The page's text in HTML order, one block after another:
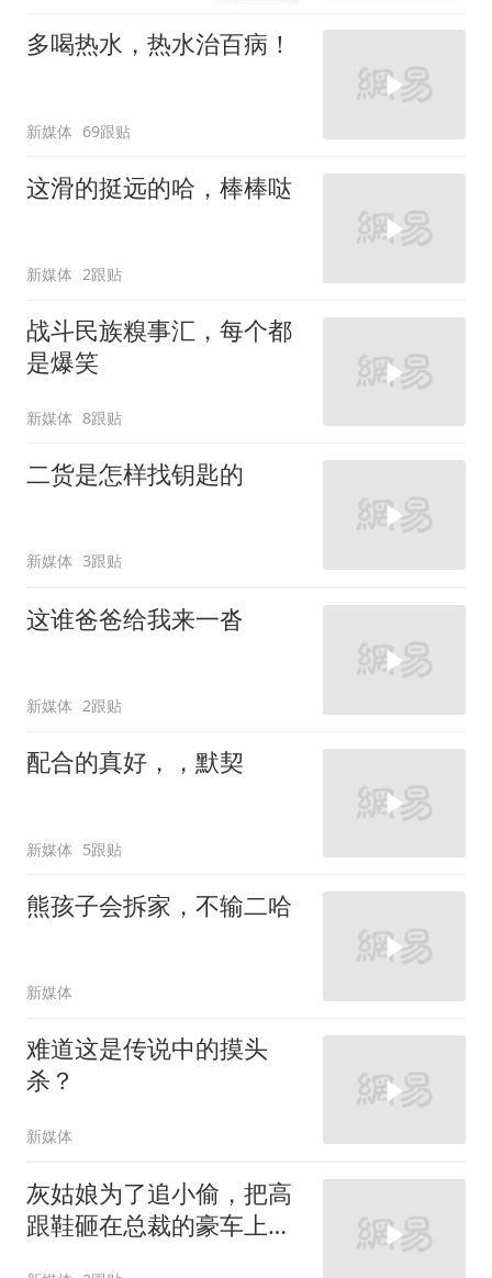
多喝热水，热水治百病！
新媒体 69跟贴
这滑的挺远的哈，棒棒哒
新媒体 2跟贴
战斗民族糗事汇，每个都
是爆笑
新媒体 8跟贴
二货是怎样找钥匙的
新媒体 3跟贴
这谁爸爸给我来一沓
新媒体 2跟贴
配合的真好，，默契
新媒体 5跟贴
熊孩子会拆家，不输二哈
新媒体
难道这是传说中的摸头
杀？
新媒体
灰姑娘为了追小偷，把高
跟鞋砸在总裁的豪车上，